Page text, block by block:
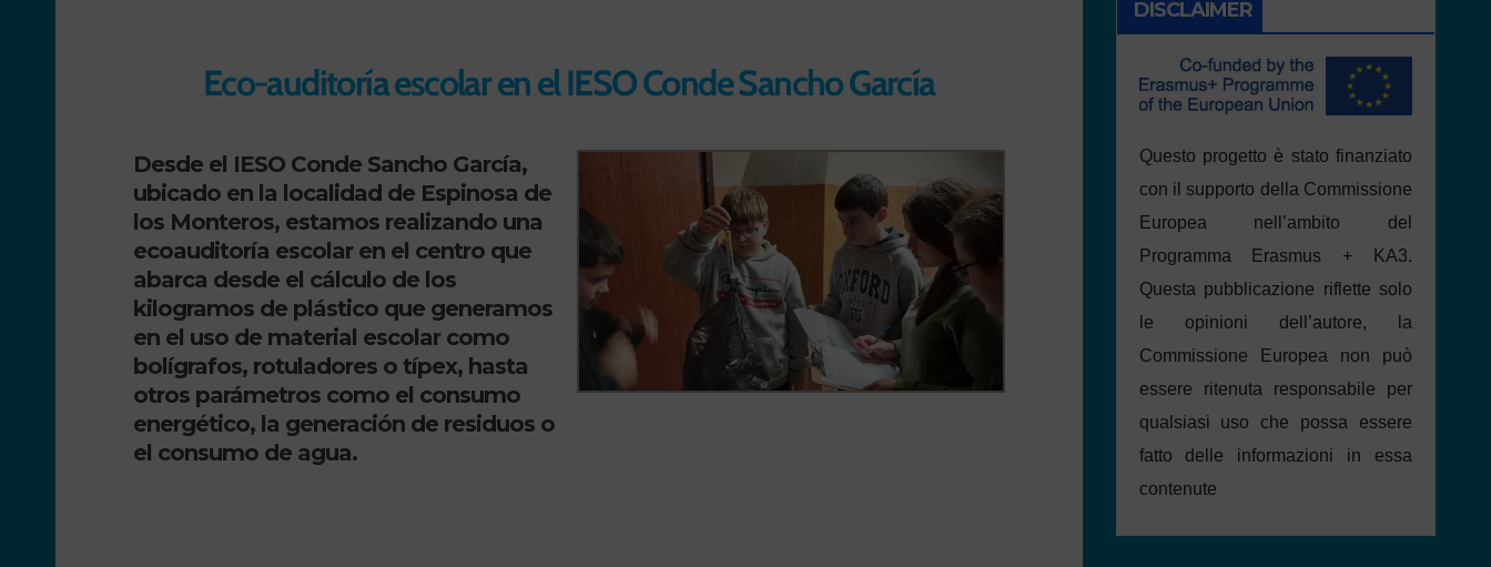
Eco-auditoría escolar en el IESO Conde Sancho García
Desde el IESO Conde Sancho García,
ubicado en la localidad de Espinosa de
los Monteros, estamos realizando una
ecoauditoría escolaren el centro que
abarca desde el cálculo de los
kilogramos de plástico que generamos
en el uso de material escolar como
bolígrafos, rotuladores o típex, hasta
otros parámetros como el consumo
energético, la generación de residuos o
el consumo de agua.
DISCLAIMER
Questo progetto è stato finanziato
con il supporto della Commissione
Europea nell’ambito del
Programma Erasmus + KA3.
Questa pubblicazione riflette solo
le opinioni dell’autore, la
Commissione Europea non può
essere ritenuta responsabile per
qualsiasi uso che possa essere
fatto delle informazioni in essa
contenute